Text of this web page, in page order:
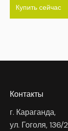
Купить сейчас
Контакты
г. Караганда,
ул. Гоголя, 136/2